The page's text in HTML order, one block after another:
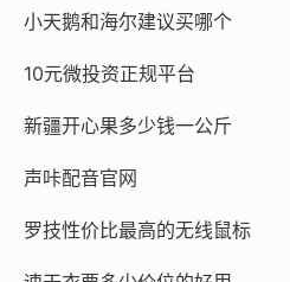
小天鹅和海尔建议买哪个
10元微投资正规平台
新疆开心果多少钱一公斤
声咔配音官网
罗技性价比最高的无线鼠标